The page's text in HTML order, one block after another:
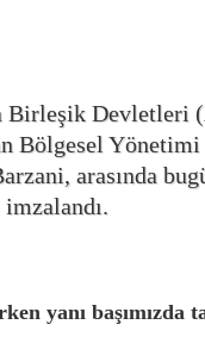
Birleşik Devletleri
Bölgesel
arasında
yanı başımızda